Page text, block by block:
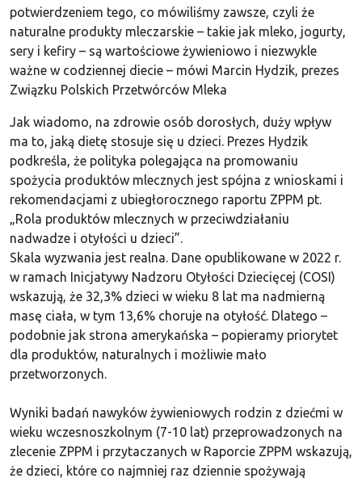
potwierdzeniem tego, co mówiliśmy zawsze, czyli że
naturalne produkty mleczarskie – takie jak mleko, jogurty,
sery i kefiry – są wartościowe żywieniowo i niezwykle
ważne w codziennej diecie – mówi Marcin Hydzik, prezes
Związku Polskich Przetwórców Mleka
Jak wiadomo, na zdrowie osób dorosłych, duży wpływ
ma to, jaką dietę stosuje się u dzieci. Prezes Hydzik
podkreśla, że polityka polegająca na promowaniu
spożycia produktów mlecznych jest spójna z wnioskami i
rekomendacjami z ubiegłorocznego raportu ZPPM pt.
„Rola produktów mlecznych w przeciwdziałaniu
nadwadze i otyłości u dzieci”.
Skala wyzwania jest realna. Dane opublikowane w 2022 r.
w ramach Inicjatywy Nadzoru Otyłości Dziecięcej (COSI)
wskazują, że 32,3% dzieci w wieku 8 lat ma nadmierną
masę ciała, w tym 13,6% choruje na otyłość. Dlatego –
podobnie jak strona amerykańska – popieramy priorytet
dla produktów, naturalnych i możliwie mało
przetworzonych.
Wyniki badań nawyków żywieniowych rodzin z dziećmi w
wieku wczesnoszkolnym (7-10 lat) przeprowadzonych na
zlecenie ZPPM i przytaczanych w Raporcie ZPPM wskazują,
że dzieci, które co najmniej raz dziennie spożywają